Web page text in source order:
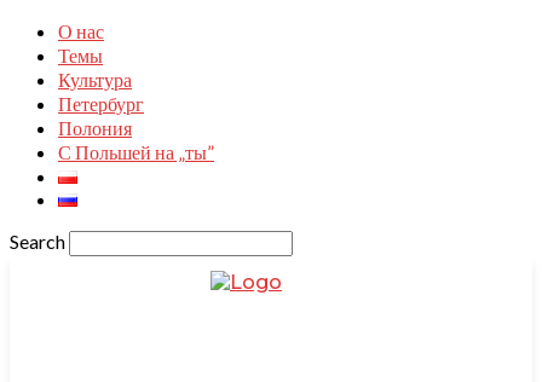
О нас
Темы
Культура
Петербург
Полония
С Польшей на „ты”
Search